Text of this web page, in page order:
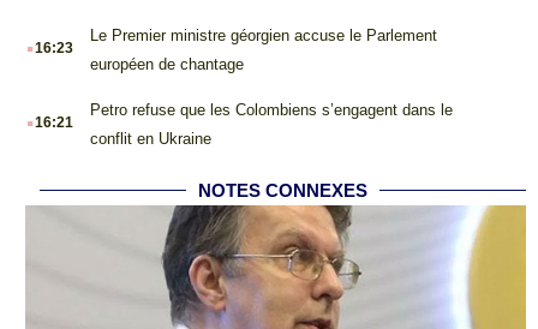
.16:23
Le Premier ministre géorgien accuse le Parlement
européen de chantage
.16:21
Petro refuse que les Colombiens s’engagent dans le
conflit en Ukraine
NOTES CONNEXES